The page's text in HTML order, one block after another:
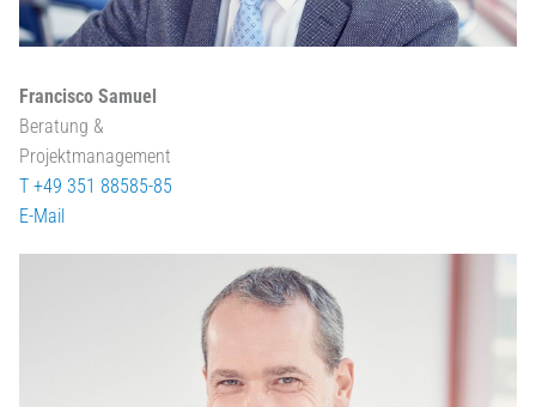
Francisco Samuel
Beratung &
Projektmanagement
T +49 351 88585-85
E-Mail